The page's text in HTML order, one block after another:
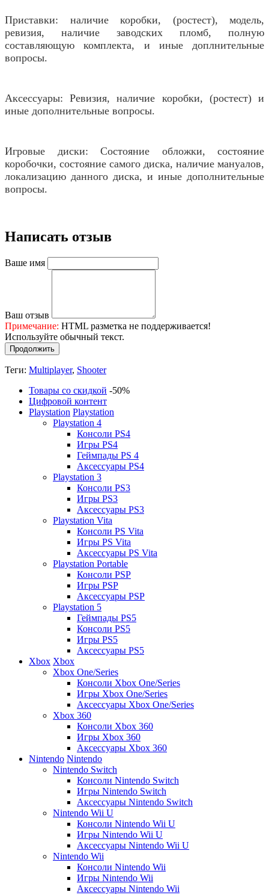
Приставки: наличие коробки, (ростест), модель,
ревизия, наличие заводских пломб, полную
составляющую комплекта, и иные доплнительные
вопросы.
Аксессуары: Ревизия, наличие коробки, (ростест) и
иные дополнительные вопросы.
Игровые диски: Состояние обложки, состояние
коробочки, состояние самого диска, наличие мануалов,
локализацию данного диска, и иные дополнительные
вопросы.
Написать отзыв
Ваше имя
Ваш отзыв
Примечание: HTML разметка не поддерживается!
Используйте обычный текст.
Продолжить
Теги: Multiplayer, Shooter
Товары со скидкой -50%
Цифровой контент
Playstation Playstation
Playstation 4
Консоли PS4
Игры PS4
Геймпады PS 4
Аксессуары PS4
Playstation 3
Консоли PS3
Игры PS3
Аксессуары PS3
Playstation Vita
Консоли PS Vita
Игры PS Vita
Аксессуары PS Vita
Playstation Portable
Консоли PSP
Игры PSP
Аксессуары PSP
Playstation 5
Геймпады PS5
Консоли PS5
Игры PS5
Аксессуары PS5
Xbox Xbox
Xbox One/Series
Консоли Xbox One/Series
Игры Xbox One/Series
Аксессуары Xbox One/Series
Xbox 360
Консоли Xbox 360
Игры Xbox 360
Аксессуары Xbox 360
Nintendo Nintendo
Nintendo Switch
Консоли Nintendo Switch
Игры Nintendo Switch
Аксессуары Nintendo Switch
Nintendo Wii U
Консоли Nintendo Wii U
Игры Nintendo Wii U
Аксессуары Nintendo Wii U
Nintendo Wii
Консоли Nintendo Wii
Игры Nintendo Wii
Аксессуары Nintendo Wii